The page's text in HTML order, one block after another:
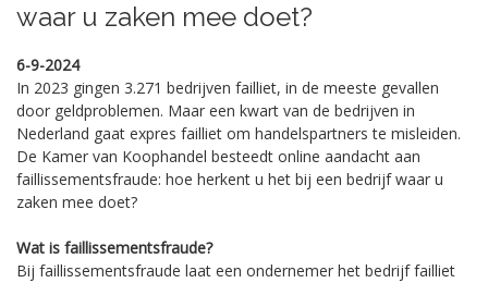
waar u zaken mee doet?
6-9-2024
In 2023 gingen 3.271 bedrijven failliet, in de meeste gevallen
door geldproblemen. Maar een kwart van de bedrijven in
Nederland gaat expres failliet om handelspartners te misleiden.
De Kamer van Koophandel besteedt online aandacht aan
faillissementsfraude: hoe herkent u het bij een bedrijf waar u
zaken mee doet?
Wat is faillissementsfraude?
Bij faillissementsfraude laat een ondernemer het bedrijf failliet